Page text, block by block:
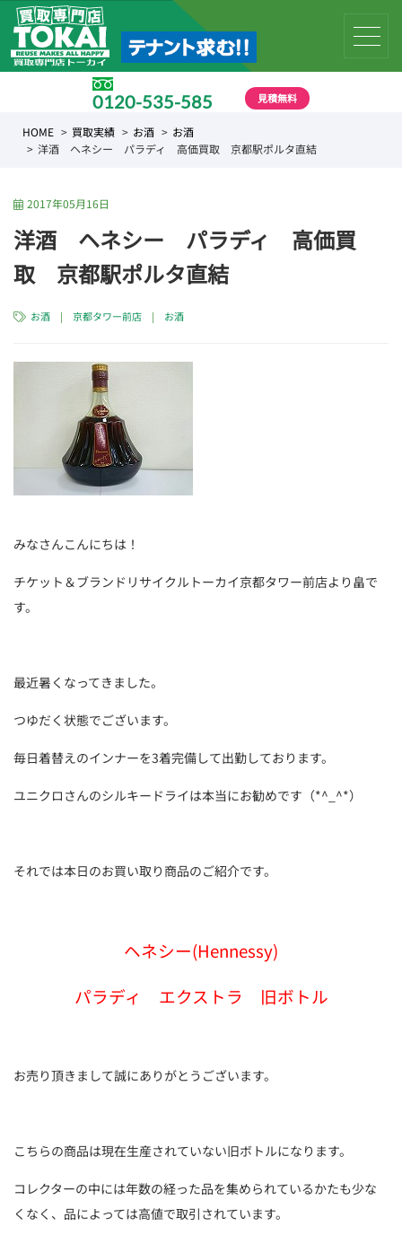
0120-535-585 見積無料
HOME 買取実績 お酒
お酒
洋酒 ヘネシー パラディ 高価買取 京都駅ポルタ直結
2017年05月16日
洋酒 ヘネシー パラディ 高価買
取 京都駅ポルタ直結
お酒 |京都タワー前店 | お酒
みなさんこんにちは！
チケット＆ブランドリサイクルトーカイ京都タワー前店より畠で
す。
最近暑くなってきました。
つゆだく状態でございます。
毎日着替えのインナーを3着完備して出勤しております。
ユニクロさんのシルキードライは本当にお勧めです（*^_^*）
それでは本日のお買い取り商品のご紹介です。
ヘネシー(Hennessy)
パラディ エクストラ 旧ボトル
お売り頂きまして誠にありがとうございます。
こちらの商品は現在生産されていない旧ボトルになります。
コレクターの中には年数の経った品を集められているかたも少な
くなく、品によっては高値で取引されています。